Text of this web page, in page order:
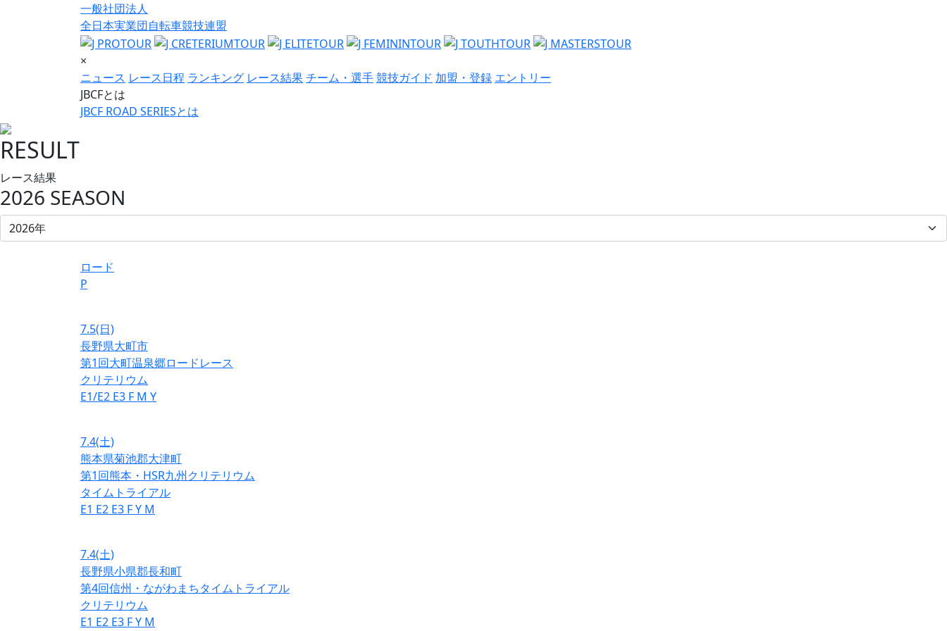
一般社団法人
全日本実業団自転車競技連盟
×
ニュース レース日程 ランキング レース結果チーム・選手競技ガイド 加盟・登録 エントリー
JBCFとは
JBCF ROAD SERIESとは
RESULT
レース結果
2026 SEASON
ロード
P
7.5(日)
長野県大町市
第1回大町温泉郷ロードレース
クリテリウム
E1/E2 E3 F M Y
7.4(土)
熊本県菊池郡大津町
第1回熊本・HSR九州クリテリウム
タイムトライアル
E1 E2 E3 FY M
7.4(土)
長野県小県郡長和町
第4回信州・ながわまちタイムトライアル
クリテリウム
E1 E2 E3 FY M